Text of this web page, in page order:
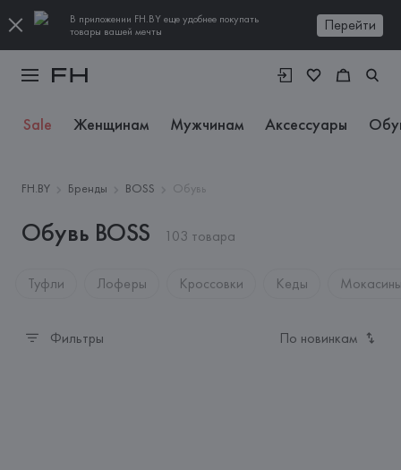
В приложении FH.BY еще удобнее покупать
товары вашей мечты
Перейти
Sale Женщинам Мужчинам Аксессуары
FH.BY Бренды BOSS Обувь
Обувь BOSS 103 товара
Туфли Лоферы Кроссовки Кеды
Фильтры По новинкам